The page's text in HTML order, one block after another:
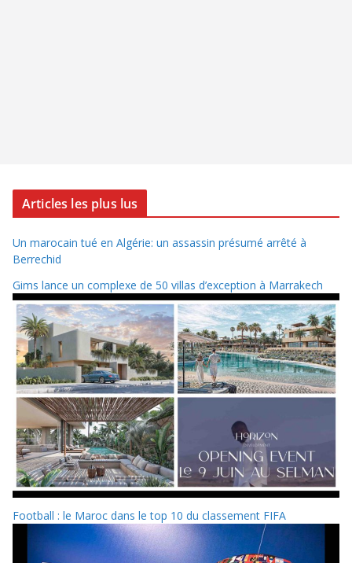
Articles les plus lus
Un marocain tué en Algérie: un assassin présumé arrêté à
Berrechid
Gims lance un complexe de 50 villas d’exception à Marrakech
Football : le Maroc dans le top 10 du classement FIFA